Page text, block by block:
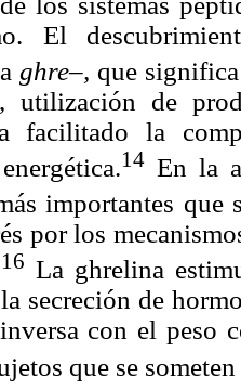
El
ghre–, que
utilización de
facilitado la
14En la
importantes que
por los
16 La ghrelina
secreción de
con el peso
que se